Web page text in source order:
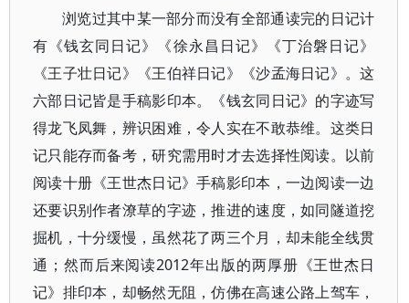
浏览过其中某一部分而没有全部通读完的日记计
有《钱玄同日记》《徐永昌日记》《丁治磐日记》
《王子壮日记》《王伯祥日记》《沙孟海日记》。这
六部日记皆是手稿影印本。《钱玄同日记》的字迹写
得龙飞凤舞，辨识困难，令人实在不敢恭维。这类日
记只能存而备考，研究需用时才去选择性阅读。以前
阅读十册《王世杰日记》手稿影印本，一边阅读一边
还要识别作者潦草的字迹，推进的速度，如同隧道挖
掘机，十分缓慢，虽然花了两三个月，却未能全线贯
通；然而后来阅读2012年出版的两厚册《王世杰日
记》排印本，却畅然无阻，仿佛在高速公路上驾车，